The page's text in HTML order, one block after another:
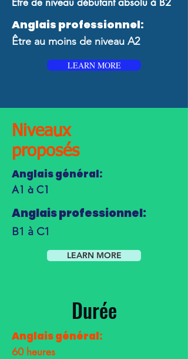
Anglais professionnel:
Être au moins de niveau A2
LEARN MORE
Niveaux
proposés
Anglais général:
A1 à C1
Anglais professionnel:
B1 à C1
LEARN MORE
Durée
Anglais général:
60 heures